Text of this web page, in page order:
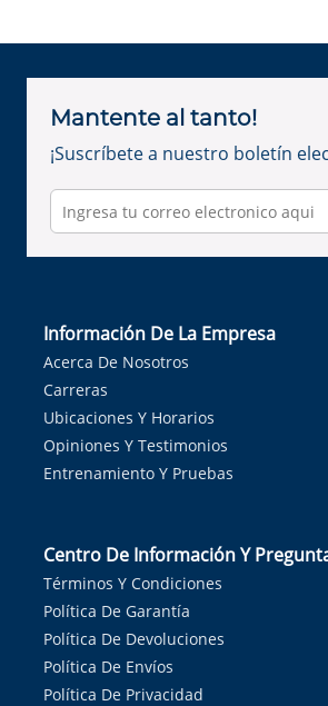
Mantente al tanto!
¡Suscríbete a nuestro boletín
Información De La Empresa
Acerca De Nosotros
Carreras
Ubicaciones Y Horarios
Opiniones Y Testimonios
Entrenamiento Y Pruebas
Centro De Información Y
Términos Y Condiciones
Política De Garantía
Política De Devoluciones
Política De Envíos
Política De Privacidad